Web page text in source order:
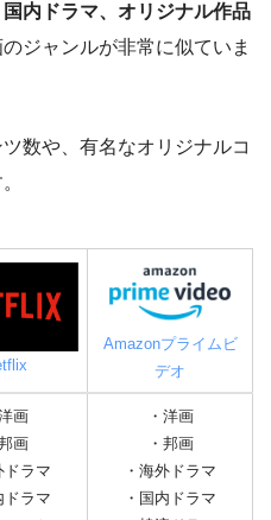
内ドラマ、オリジナル作品
ジャンルが非常に似ていま
数や、有名なオリジナルコ
Amazonプライムビ
デオ
画
画
ドラマ
ドラマ
・洋画
・邦画
・海外ドラマ
・国内ドラマ